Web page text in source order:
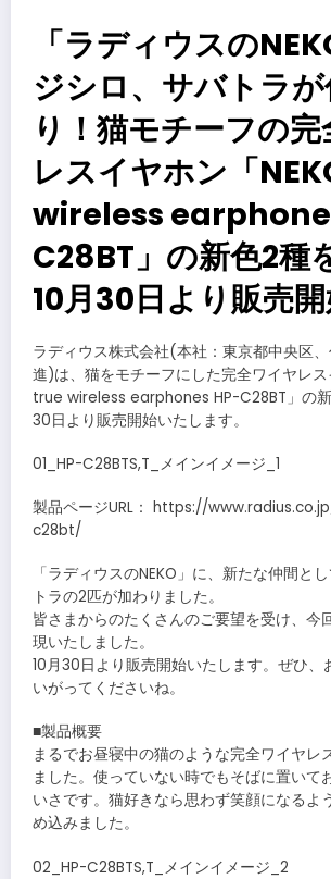
「ラディウスの
ジシロ、サバトラ
り！猫モチーフの
レスイヤホン「
wireless
C28BT」の新色2種
10月30日より販売
ラディウス株式会社(本社：東京都中央区
進)は、猫をモチーフにした完全ワイヤレス
true wireless earphones HP-C28BT」の
30日より販売開始いたします。
01_HP-C28BTS,T_メインイメージ_1
製品ページURL： https://
c28bt/
「ラディウスのNEKO」に、新たな仲間と
トラの2匹が加わりました。
皆さまからのたくさんのご要望を受け、今
現いたしました。
10月30日より販売開始いたします。ぜひ、
いがってくださいね。
■製品概要
まるでお昼寝中の猫のような完全ワイヤレ
ました。使っていない時でもそばに置いて
いさです。猫好きなら思わず笑顔になるよ
め込みました。
02_HP-C28BTS,T_メインイメージ_2